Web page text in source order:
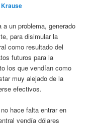
un problema, generado
para disimular la
como resultado del
futuros para la
los que vendían como
muy alejado de la
efectivos.
hace falta entrar en
vendía dólares